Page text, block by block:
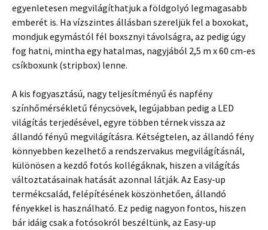
egyenletesen megvilágíthatjuk a földgolyó legmagasabb
emberét is. Ha vízszintes állásban szereljük fel a boxokat,
mondjuk egymástól fél boxsznyi távolságra, az pedig úgy
fog hatni, mintha egy hatalmas, nagyjából 2,5 m x 60 cm-es
csíkboxunk (stripbox) lenne.
A kis fogyasztású, nagy teljesítményű és napfény
színhőmérsékletű fénycsövek, legújabban pedig a LED
világítás terjedésével, egyre többen térnek vissza az
állandó fényű megvilágításra. Kétségtelen, az állandó fény
könnyebben kezelhető a rendszervakus megvilágításnál,
különösen a kezdő fotós kollégáknak, hiszen a világítás
változtatásainak hatását azonnal látják. Az Easy-up
termékcsalád, felépítésének köszönhetően, állandó
fényekkel is használható. Ez pedig nagyon fontos, hiszen
bár idáig csak a fotósokról beszéltünk, az Easy-up